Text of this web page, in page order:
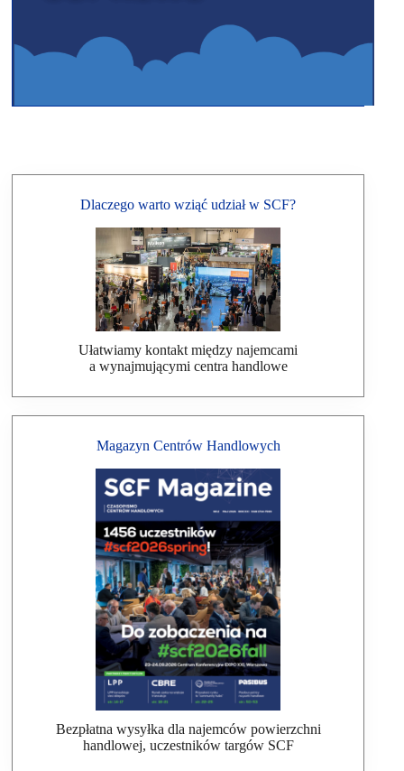
Dlaczego warto wziąć udział w SCF?
Ułatwiamy kontakt między najemcami
a wynajmującymi centra handlowe
Magazyn Centrów Handlowych
Bezpłatna wysyłka dla najemców powierzchni
handlowej, uczestników targów SCF